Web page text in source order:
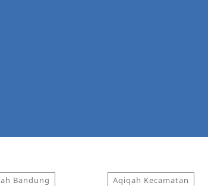
Bandung
Aqiqah Kecamatan